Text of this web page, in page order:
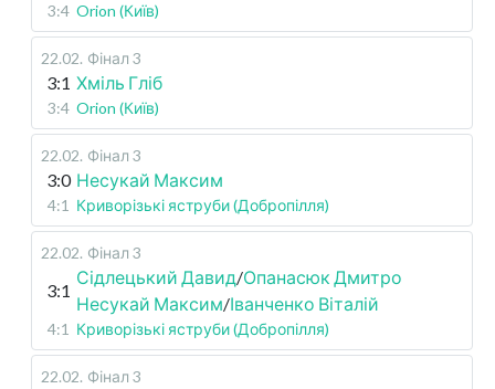
3:4 Orion (Київ)
22.02. Фінал 3
3:1 Хміль Гліб
3:4 Orion (Київ)
22.02. Фінал 3
3:0 Несукай Максим
4:1 Криворізькі яструби (Добропілля)
22.02. Фінал 3
3:1
Сідлецький Давид/Опанасюк Дмитро
Несукай Максим/Іванченко Віталій
4:1 Криворізькі яструби (Добропілля)
22.02. Фінал 3